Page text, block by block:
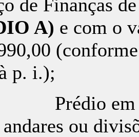
de Finanças
A) e com o
p. i.);
em
ou